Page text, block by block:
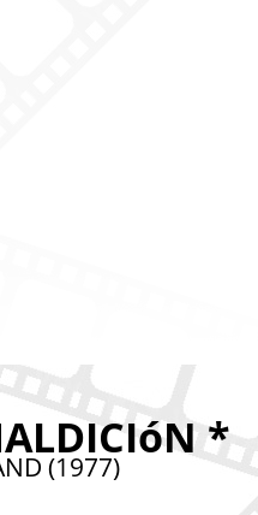
*
(1977)